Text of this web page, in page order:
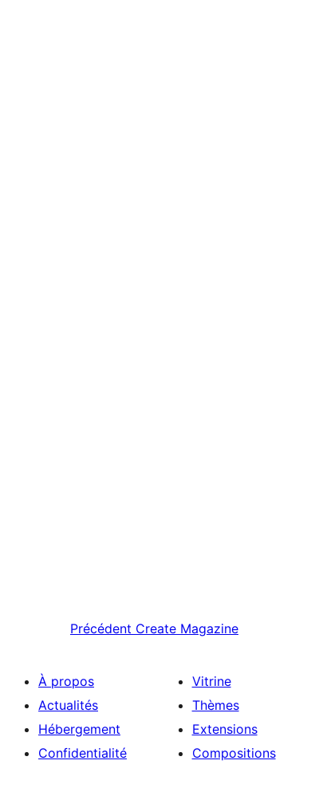
Précédent Create Magazine
À propos
Actualités
Hébergement
Confidentialité
Vitrine
Thèmes
Extensions
Compositions